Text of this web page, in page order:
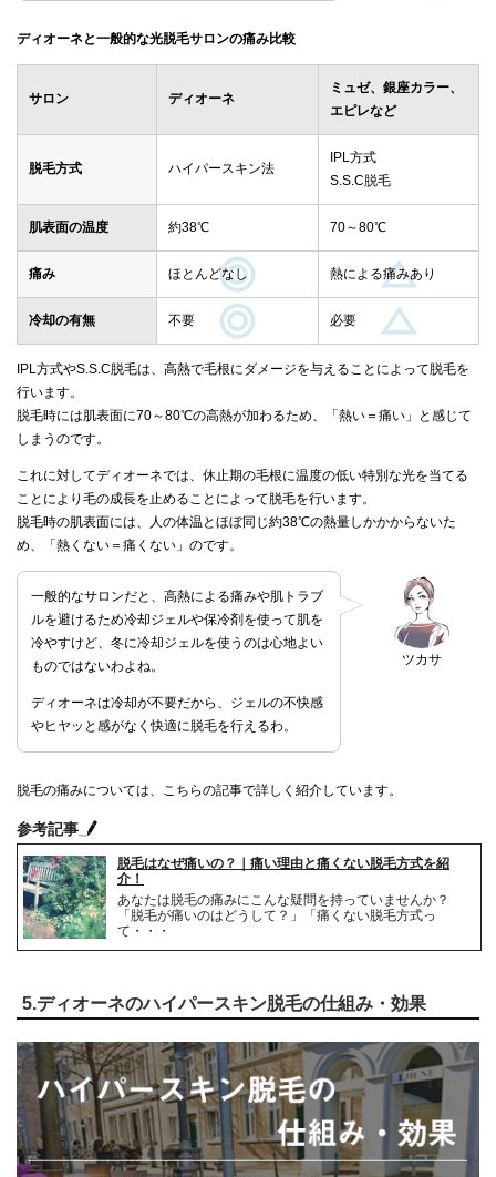
ディオーネと一般的な光脱毛サロンの痛み比較
サロン ディオーネ
ミュゼ、銀座カラー、
エピレなど
脱毛方式 ハイパースキン法
IPL方式
S.S.C脱毛
肌表面の温度 約38℃ 70～80℃
痛み ほとんどなし 熱による痛みあり
冷却の有無 不要 必要
IPL方式やS.S.C脱毛は、高熱で毛根にダメージを与えることによって脱毛を
行います。
脱毛時には肌表面に70～80℃の高熱が加わるため、「熱い＝痛い」と感じて
しまうのです。
これに対してディオーネでは、休止期の毛根に温度の低い特別な光を当てる
ことにより毛の成長を止めることによって脱毛を行います。
脱毛時の肌表面には、人の体温とほぼ同じ約38℃の熱量しかかからないた
め、「熱くない＝痛くない」のです。
ツカサ
一般的なサロンだと、高熱による痛みや肌トラブ
ルを避けるため冷却ジェルや保冷剤を使って肌を
冷やすけど、冬に冷却ジェルを使うのは心地よい
ものではないわよね。
ディオーネは冷却が不要だから、ジェルの不快感
やヒヤッと感がなく快適に脱毛を行えるわ。
脱毛の痛みについては、こちらの記事で詳しく紹介しています。
参考記事
脱毛はなぜ痛いの？｜痛い理由と痛くない脱毛方式を紹
介！
あなたは脱毛の痛みにこんな疑問を持っていませんか？
「脱毛が痛いのはどうして？」「痛くない脱毛方式っ
て・・・
5.ディオーネのハイパースキン脱毛の仕組み・効果